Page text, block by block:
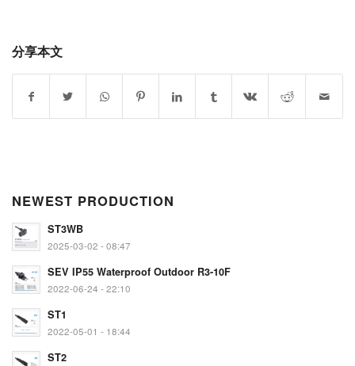
分享本文
NEWEST PRODUCTION
ST3WB
2025-03-02 - 08:47
SEV IP55 Waterproof Outdoor R3-10F
2022-06-24 - 22:10
ST1
2022-05-01 - 18:44
ST2